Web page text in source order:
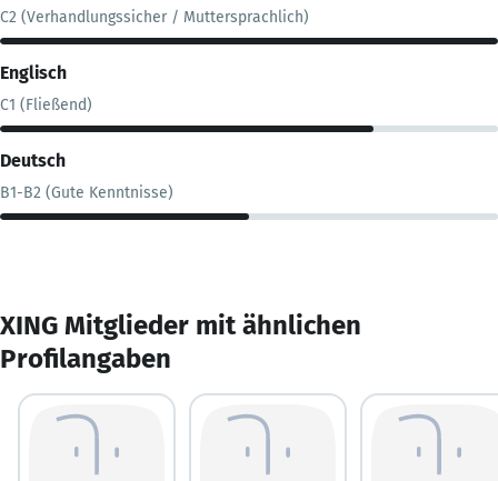
C2 (Verhandlungssicher / Muttersprachlich)
Englisch
C1 (Fließend)
Deutsch
B1-B2 (Gute Kenntnisse)
XING Mitglieder mit ähnlichen
Profilangaben